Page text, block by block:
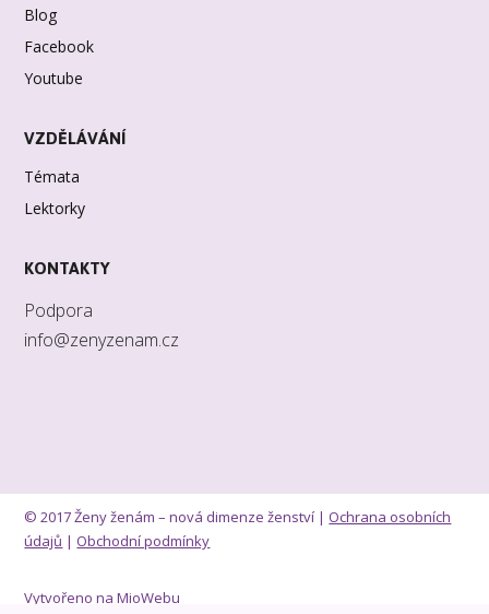
Blog
Facebook
Youtube
VZDĚLÁVÁNÍ
Témata
Lektorky
KONTAKTY
Podpora
info@zenyzenam.cz
© 2017 Ženy ženám – nová dimenze ženství | Ochrana osobních
údajů | Obchodní podmínky
Vytvořeno naMioWebu